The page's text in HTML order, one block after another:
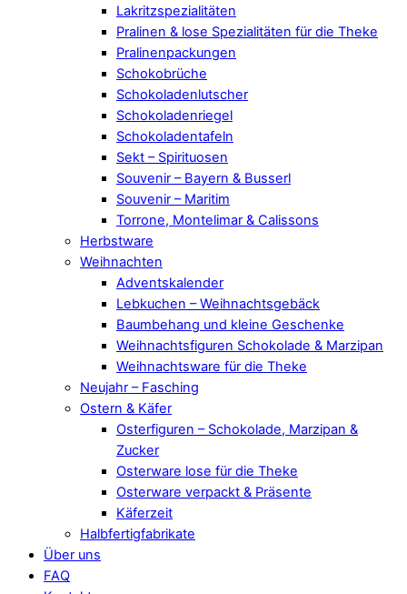
Lakritzspezialitäten
Pralinen & lose Spezialitäten für die Theke
Pralinenpackungen
Schokobrüche
Schokoladenlutscher
Schokoladenriegel
Schokoladentafeln
Sekt – Spirituosen
Souvenir – Bayern & Busserl
Souvenir – Maritim
Torrone, Montelimar & Calissons
Herbstware
Weihnachten
Adventskalender
Lebkuchen – Weihnachtsgebäck
Baumbehang und kleine Geschenke
Weihnachtsfiguren Schokolade & Marzipan
Weihnachtsware für die Theke
Neujahr – Fasching
Ostern & Käfer
Osterfiguren – Schokolade, Marzipan &
Zucker
Osterware lose für die Theke
Osterware verpackt & Präsente
Käferzeit
Halbfertigfabrikate
Über uns
FAQ